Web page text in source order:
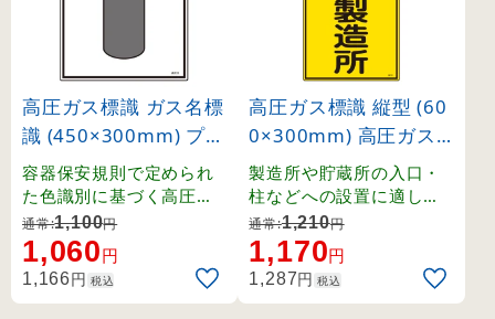
高圧ガス標識 ガス名標
識 (450×300mm) プロ
パン (39101)
容器保安規則で定められ
た色識別に基づく高圧ガ
ス関係の標識です。
通常:1,100円
1,060円
1,166円 税込
高圧ガス標識 縦型 (60
0×300mm) 高圧ガス
製造所 (39212)
製造所や貯蔵所の入口・
柱などへの設置に適した
縦長タイプの標識。
通常:1,210円
1,170円
1,287円 税込